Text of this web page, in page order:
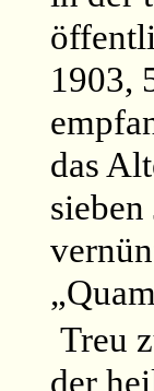
1903,
das
Treu
der